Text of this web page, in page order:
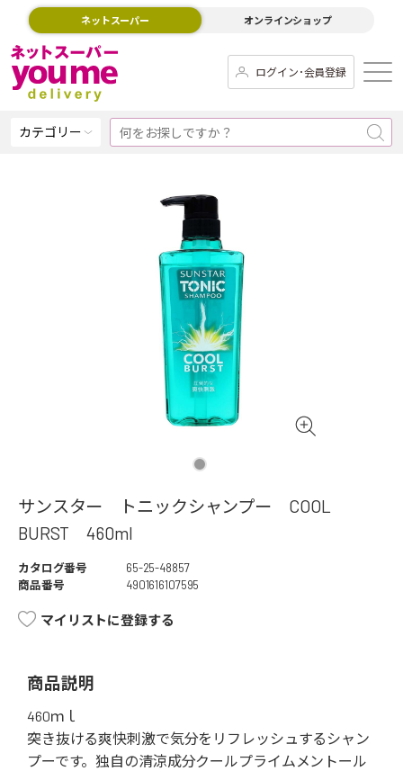
ネットスーパー オンラインショップ
ログイン･会員登録
カテゴリー
サンスター トニックシャンプー COOL
BURST 460ml
カタログ番号
65-25-48857
商品番号
4901616107595
マイリストに登録する
商品説明
460ｍｌ
突き抜ける爽快刺激で気分をリフレッシュするシャン
プーです。独自の清涼成分クールプライムメントール